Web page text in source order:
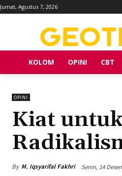
Jumat, Agustus 7, 2026
KOLOM OPINI CBT
OPINI
Kiat
By M. Iqsyarifal Fakhri Senin, 14